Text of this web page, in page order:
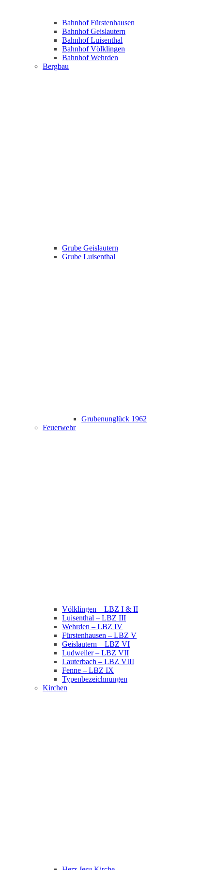
Bahnhof Fürstenhausen
Bahnhof Geislautern
Bahnhof Luisenthal
Bahnhof Völklingen
Bahnhof Wehrden
Bergbau
Grube Geislautern
Grube Luisenthal
Grubenunglück 1962
Feuerwehr
Völklingen – LBZ I & II
Luisenthal – LBZ III
Wehrden – LBZ IV
Fürstenhausen – LBZ V
Geislautern – LBZ VI
Ludweiler – LBZ VII
Lauterbach – LBZ VIII
Fenne – LBZ IX
Typenbezeichnungen
Kirchen